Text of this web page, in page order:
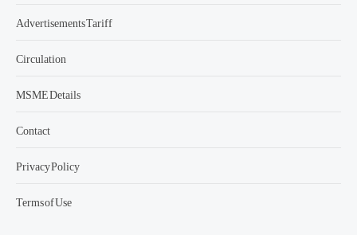
Advertisements Tariff
Circulation
MSME Details
Contact
Privacy Policy
Terms of Use